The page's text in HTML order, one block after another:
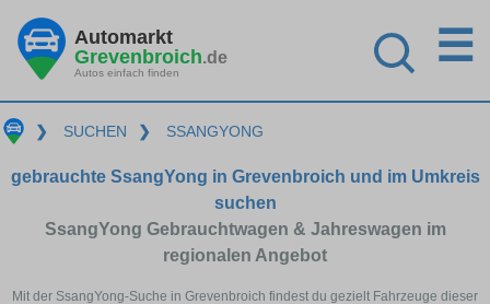
Automarkt
Grevenbroich.de
Autos einfach finden
☰
❯ SUCHEN ❯ SSANGYONG
gebrauchte SsangYong in Grevenbroich und im Umkreis
suchen
SsangYong Gebrauchtwagen & Jahreswagen im
regionalen Angebot
Mit der SsangYong-Suche in Grevenbroich findest du gezielt Fahrzeuge dieser